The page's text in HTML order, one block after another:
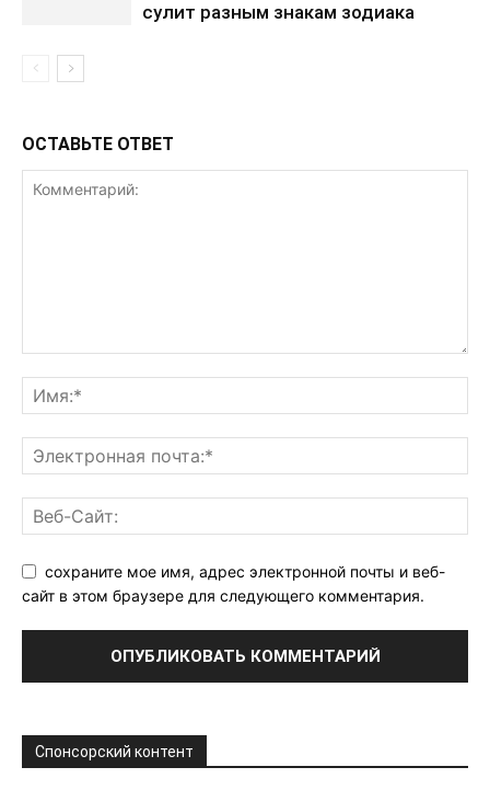
сулит разным знакам зодиака
ОСТАВЬТЕ ОТВЕТ
сохраните мое имя, адрес электронной почты и веб-
сайт в этом браузере для следующего комментария.
Спонсорский контент